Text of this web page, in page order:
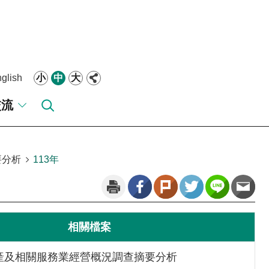
小 中 大
析 113年
相關檔案
及相關服務業經營概況調查摘要分析